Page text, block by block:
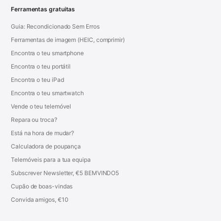
Ferramentas gratuitas
Guia: Recondicionado Sem Erros
Ferramentas de imagem (HEIC, comprimir)
Encontra o teu smartphone
Encontra o teu portátil
Encontra o teu iPad
Encontra o teu smartwatch
Vende o teu telemóvel
Repara ou troca?
Está na hora de mudar?
Calculadora de poupança
Telemóveis para a tua equipa
Subscrever Newsletter, €5 BEMVINDO5
Cupão de boas-vindas
Convida amigos, €10